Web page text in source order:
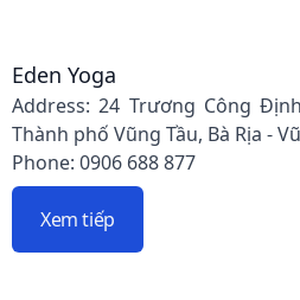
Eden Yoga
Address: 24 Trương Công
Thành phố Vũng Tầu, Bà Rịa -
Phone: 0906 688 877
Xem tiếp